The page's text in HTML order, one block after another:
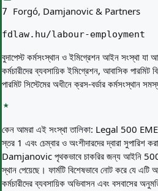
7 Forgó, Damjanovic & Partners
fdlaw.hu/labour-employment
বুদাপেস্ট কর্মসংস্থান ও ইমিগ্রেশন আইন সংস্থা যা
কর্মচারীদের ব্যবসায়িক ইমিগ্রেশন, আবাসিক পারমিট
পারমিট সিস্টেমের অধীনে ক্রস-বর্ডার কর্মসংস্থান
কেন আমরা এই সংস্থা তালিকা: Legal 500 EMEA
স্তর 1 এবং চেম্বার ও অংশীদারদের দ্বারা সুপারিশ
Damjanovic পৃথকভাবে চাকরির জন্য আইনি 500
স্থান পেয়েছে। ফার্মটি বিশেষভাবে নোট করে যে এটি
কর্মচারীদের ব্যবসায়িক অভিবাসন এবং বসবাসের